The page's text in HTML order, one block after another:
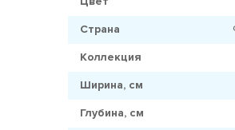
Страна
Коллекция
Ширина, см
Глубина, см